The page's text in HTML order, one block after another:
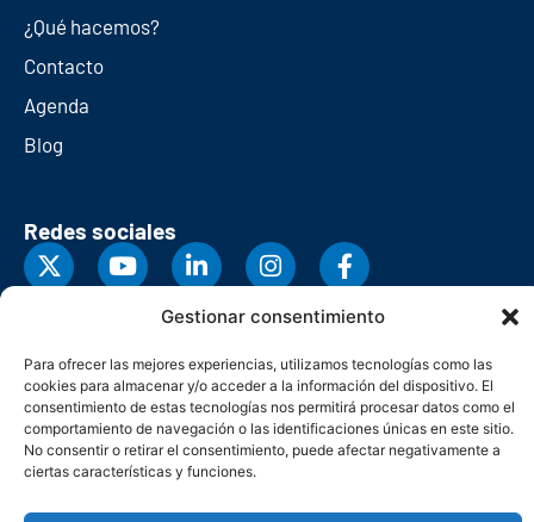
Gestionar consentimiento
Para ofrecer las mejores experiencias, utilizamos tecnologías como las
cookies para almacenar y/o acceder a la información del dispositivo. El
consentimiento de estas tecnologías nos permitirá procesar datos como el
comportamiento de navegación o las identificaciones únicas en este sitio.
No consentir o retirar el consentimiento, puede afectar negativamente a
ciertas características y funciones.
¿Qué hacemos?
Contacto
Agenda
Blog
Redes sociales